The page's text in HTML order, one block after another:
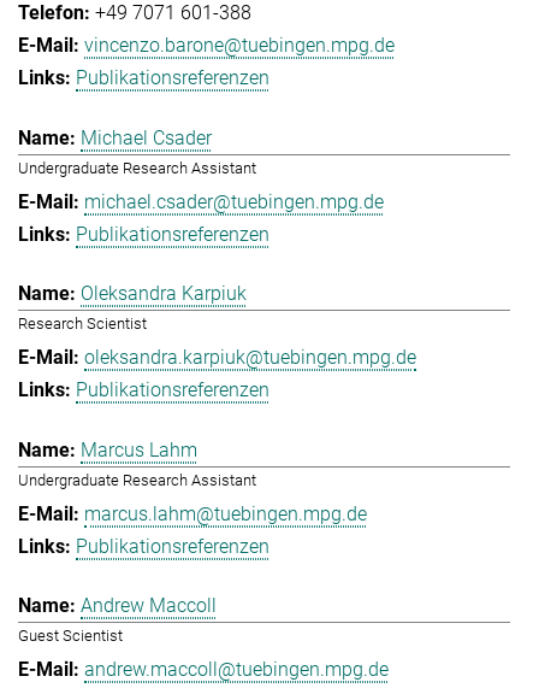
+49 7071 601-388
vincenzo.barone@tuebingen.mpg.de
Publikationsreferenzen
Michael Csader
Undergraduate Research Assistant
michael.csader@tuebingen.mpg.de
Publikationsreferenzen
Oleksandra Karpiuk
Research Scientist
oleksandra.karpiuk@tuebingen.mpg.de
Publikationsreferenzen
Marcus Lahm
Undergraduate Research Assistant
marcus.lahm@tuebingen.mpg.de
Publikationsreferenzen
Andrew Maccoll
Guest Scientist
andrew.maccoll@tuebingen.mpg.de